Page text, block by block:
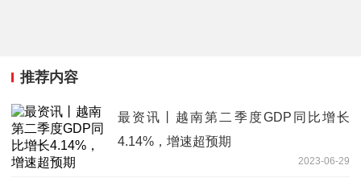
推荐内容
最资讯丨越南第二季度GDP同比增长
4.14%，增速超预期
2023-06-29